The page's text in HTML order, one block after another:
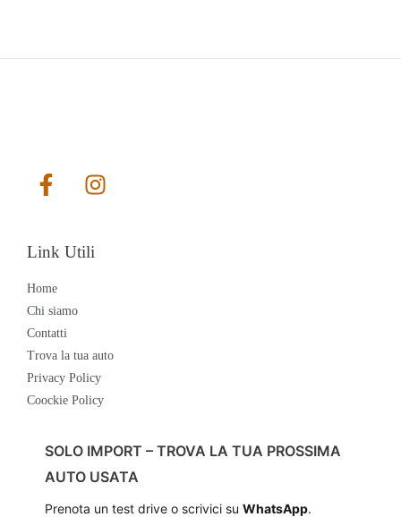
Link Utili
Home
Chi siamo
Contatti
Trova la tua auto
Privacy Policy
Coockie Policy
SOLO IMPORT – TROVA LA TUA PROSSIMA
AUTO USATA
Prenota un test drive o scrivici su WhatsApp.